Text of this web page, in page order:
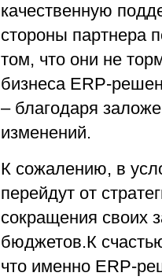
качественную
стороны партнера
том, что они не
бизнеса ERP-
– благодаря
изменений.
К сожалению, в
перейдут от
сокращения своих
бюджетов.К
что именно ERP-